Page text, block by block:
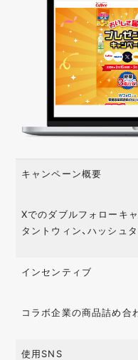
キャンペーン概要
Xでのダブルフォローキ
タントウィン、ハッシュ
インセンティブ
コラボ企業の商品詰め合
使用SNS